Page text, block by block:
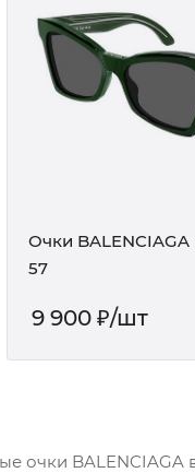
Очки BALENCIAGA
57
9 900₽/шт
очки